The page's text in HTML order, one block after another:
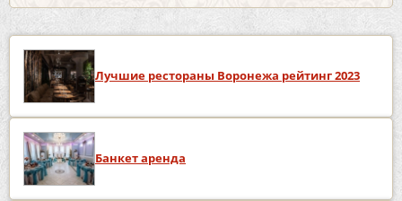
Лучшие рестораны Воронежа рейтинг 2023
Банкет аренда